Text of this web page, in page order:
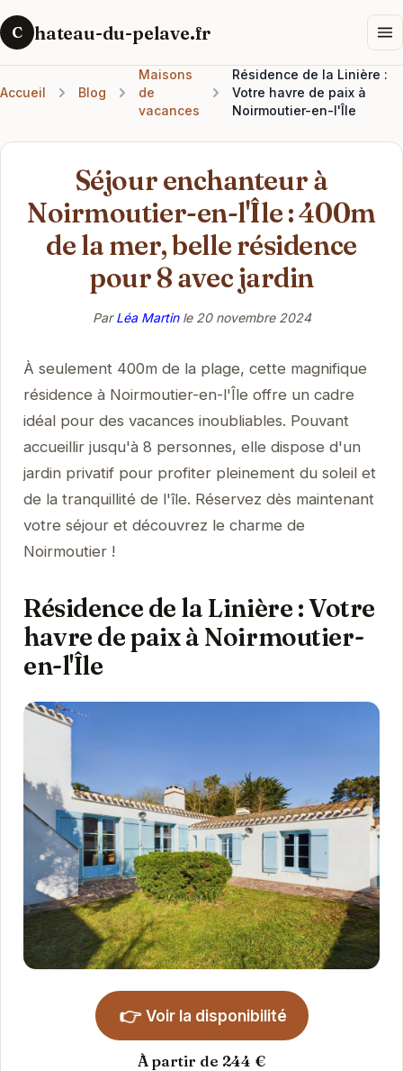
C hateau-du-pelave.fr
Accueil Blog
Maisons
de
vacances
Résidence de la Linière :
Votre havre de paix à
Noirmoutier-en-l'Île
Séjour enchanteur à
Noirmoutier-en-l'Île : 400m
de la mer, belle résidence
pour 8 avec jardin
ParLéa Martinle 20 novembre 2024
À seulement 400m de la plage, cette magnifique
résidence à Noirmoutier-en-l'Île offre un cadre
idéal pour des vacances inoubliables. Pouvant
accueillir jusqu'à 8 personnes, elle dispose d'un
jardin privatif pour profiter pleinement du soleil et
de la tranquillité de l'île. Réservez dès maintenant
votre séjour et découvrez le charme de
Noirmoutier !
Résidence de la Linière : Votre
havre de paix à Noirmoutier-
en-l'Île
👉 Voir la disponibilité
À partir de 244 €